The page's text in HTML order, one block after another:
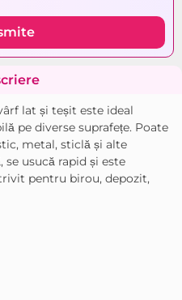
lat și teșit este ideal
pe diverse suprafețe. Poate
metal, sticlă și alte
usucă rapid și este
pentru birou, depozit,